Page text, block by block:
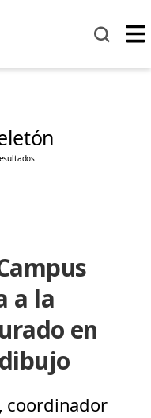
a la
en
coordinador